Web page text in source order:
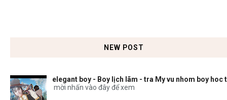
NEW POST
elegant boy - Boy lịch lãm - tra My vu nhom boy hoc
mời nhấn vào đây để xem